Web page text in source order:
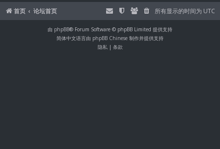
首页
论坛首页 所有显示的时间为 UTC
由 phpBB® Forum Software © phpBB Limited 提供支持
简体中文语言由 phpBB Chinese 制作并提供支持
隐私| 条款